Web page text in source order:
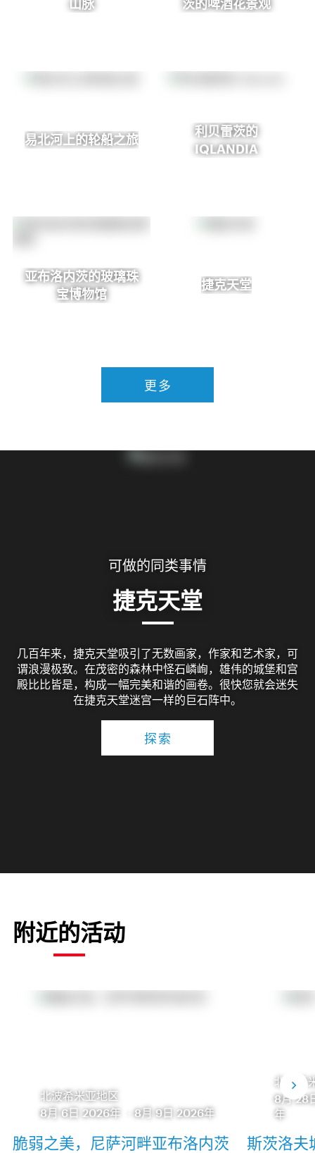
山脉 茨的啤酒花景观
易北河上的轮船之旅
利贝雷茨的
IQLANDIA
亚布洛内茨的玻璃珠
宝博物馆
捷克天堂
更多
可做的同类事情
捷克天堂
几百年来，捷克天堂吸引了无数画家，作家和艺术家，可
谓浪漫极致。在茂密的森林中怪石嶙峋，雄伟的城堡和宫
殿比比皆是，构成一幅完美和谐的画卷。很快您就会迷失
在捷克天堂迷宫一样的巨石阵中。
探索
附近的活动
北波希米亚地区
8月 6日 2026年
-8月 9日 2026年
脆弱之美，尼萨河畔亚布洛内茨
北波希
8月 28
年
斯茨洛夫